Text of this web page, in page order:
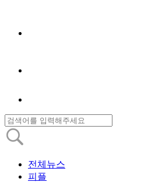
전체뉴스
피플